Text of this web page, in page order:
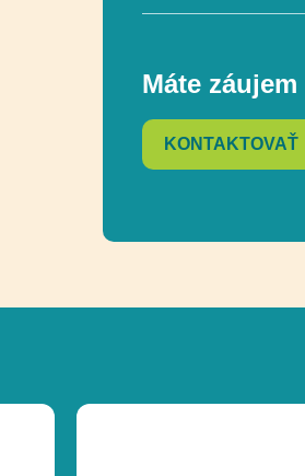
Celková výška
Máte
KONTAKTOVAŤ